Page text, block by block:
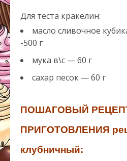
Для теста кракелин:
масло сливочное
-500 г
мука в\с — 60 г
сахар песок — 60 г
ПОШАГОВЫЙ
ПРИГОТОВЛЕНИЯ
клубничный: